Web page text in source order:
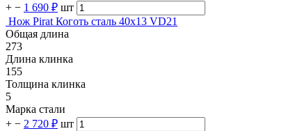
+ − 1 690 ₽ шт
Нож Pirat Коготь сталь 40х13 VD21
Общая длина
273
Длина клинка
155
Толщина клинка
5
Марка стали
+ − 2 720 ₽ шт